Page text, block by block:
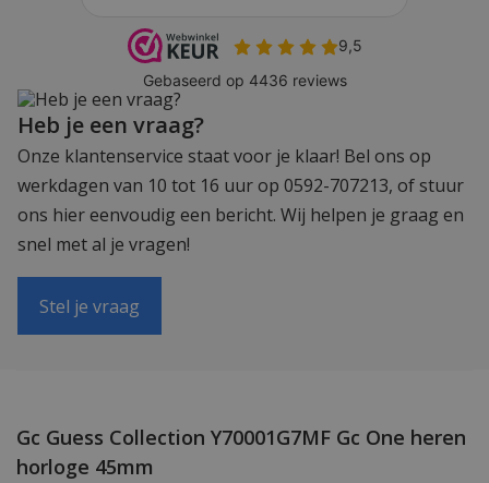
Heb je een vraag?
Onze klantenservice staat voor je klaar! Bel ons op
werkdagen van 10 tot 16 uur op 0592-707213, of stuur
ons hier eenvoudig een bericht. Wij helpen je graag en
snel met al je vragen!
Stel je vraag
Gc Guess Collection Y70001G7MF Gc One heren
horloge 45mm